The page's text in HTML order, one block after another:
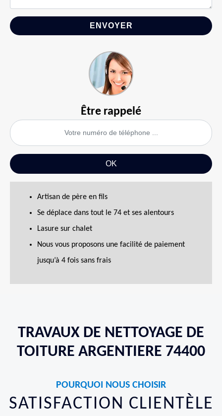
Être rappelé
Artisan de père en fils
Se déplace dans tout le 74 et ses alentours
Lasure sur chalet
Nous vous proposons une facilité de paiement
jusqu’à 4 fois sans frais
TRAVAUX DE NETTOYAGE DE
TOITURE ARGENTIERE 74400
POURQUOI NOUS CHOISIR
SATISFACTION CLIENTÈLE